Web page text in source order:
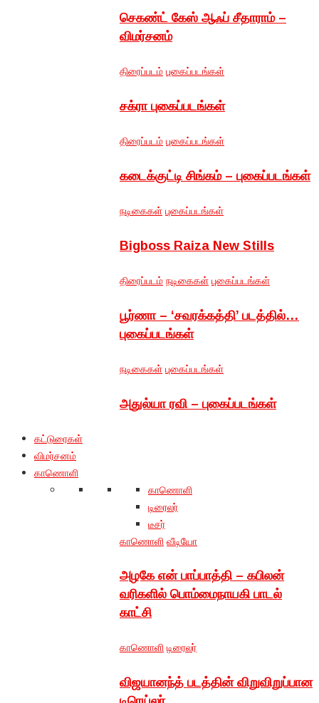
செகண்ட் கேஸ் ஆஃப் சீதாராம் –
விமர்சனம்
திரைப்படம் புகைப்படங்கள்
சக்ரா புகைப்படங்கள்
திரைப்படம் புகைப்படங்கள்
கடைக்குட்டி சிங்கம் – புகைப்படங்கள்
நடிகைகள் புகைப்படங்கள்
Bigboss Raiza New Stills
திரைப்படம் நடிகைகள் புகைப்படங்கள்
பூர்ணா – ‘சவரக்கத்தி’ படத்தில்…
புகைப்படங்கள்
நடிகைகள் புகைப்படங்கள்
அதுல்யா ரவி – புகைப்படங்கள்
கட்டுரைகள்
விமர்சனம்
காணொளி
காணொளி
டிரைலர்
டீசர்
காணொளி வீடியோ
அழகே என் பாப்பாத்தி – கபிலன்
வரிகளில் பொம்மைநாயகி பாடல்
காட்சி
காணொளி டிரைலர்
விஜயானந்த் படத்தின் விறுவிறுப்பான